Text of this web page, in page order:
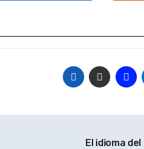
El idioma